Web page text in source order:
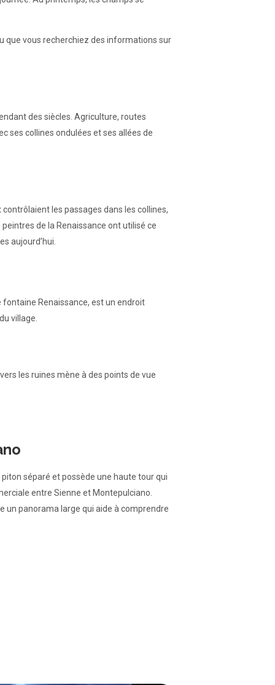
que vous recherchiez des informations sur
des siècles. Agriculture, routes
ses collines ondulées et ses allées de
contrôlaient les passages dans les collines,
de la Renaissance ont utilisé ce
aujourd’hui.
fontaine Renaissance, est un endroit
village.
les ruines mène à des points de vue
piton séparé et possède une haute tour qui
entre Sienne et Montepulciano.
un panorama large qui aide à comprendre